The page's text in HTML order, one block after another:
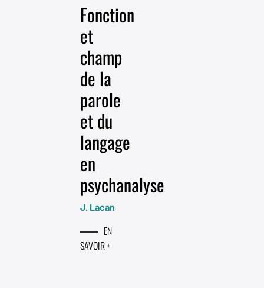
Fonction
et
champ
de la
parole
et du
langage
en
psychanalyse
J. Lacan
EN
SAVOIR +